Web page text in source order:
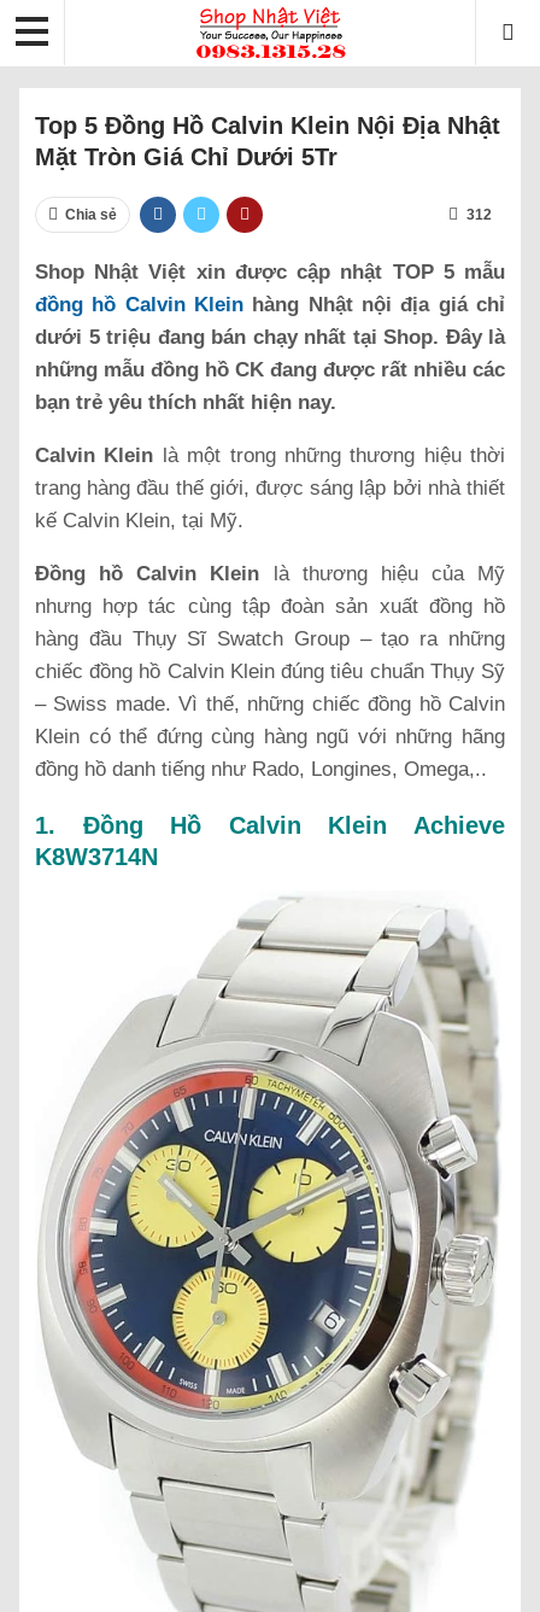
Top 5 Đồng Hồ Calvin Klein Nội Địa Nhật
Mặt Tròn Giá Chỉ Dưới 5Tr
Chia sẻ 312
Shop Nhật Việt xin được cập nhật TOP 5 mẫu
đồng hồ Calvin Klein hàng Nhật nội địa giá chỉ
dưới 5 triệu đang bán chạy nhất tại Shop. Đây là
những mẫu đồng hồ CK đang được rất nhiều các
bạn trẻ yêu thích nhất hiện nay.
Calvin Klein là một trong những thương hiệu thời
trang hàng đầu thế giới, được sáng lập bởi nhà thiết
kế Calvin Klein, tại Mỹ.
Đồng hồ Calvin Klein là thương hiệu của Mỹ
nhưng hợp tác cùng tập đoàn sản xuất đồng hồ
hàng đầu Thụy Sĩ Swatch Group – tạo ra những
chiếc đồng hồ Calvin Klein đúng tiêu chuẩn Thụy Sỹ
– Swiss made. Vì thế, những chiếc đồng hồ Calvin
Klein có thể đứng cùng hàng ngũ với những hãng
đồng hồ danh tiếng như Rado, Longines, Omega,..
1. Đồng Hồ Calvin Klein Achieve
K8W3714N